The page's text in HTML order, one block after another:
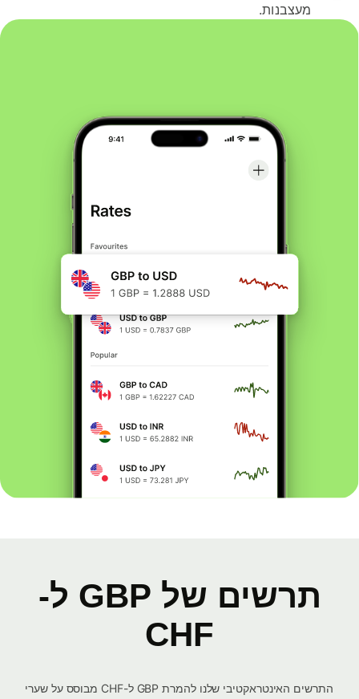
מעצבנות.
תרשים של GBP ל-
CHF
התרשים האינטראקטיבי שלנו להמרת GBP ל-CHF מבוסס על שערי